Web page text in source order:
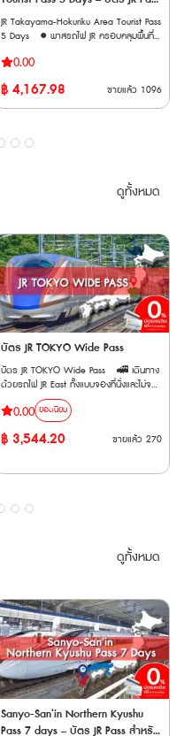
เซนได นางาโนะ นีงาตะ • จองที่นั่งได้ฟรี และ
ไม่กังวลเรื่องการจองที่นั่งกระเป๋าการเดินทาง
ขนาดใหญ่ เพราะบนรถไฟชินคันเซ็นมีชั้นวาง
รถไฟชินคันเซ็น (Shinkansen) • Tohoku
Shinkansen: ระหว่างสถานี Tokyo – Shin-
Aomori • Akita Shinkansen: ระหว่างสถานี
Tokyo – Akita • Yamagata Shinkansen:
Shinkansen: ระหว่างสถานี Tokyo –
Echigo-Yuzawa / GALA Yuzawa •
สถานี Tokyo – Sakudaira (หรือจนถึง
Joetsumyoko ตามขอบเขตพื้นที่) 🚄
• Azusa, FUJI EXCURSION (เฉพาะบางช่วง)
• Kaiji, Hachioji, Ome • Shonan,
Odoriko • Wakashio / Sazanami /
Shiosai • Swallow Akagi, Akagi, Kusatsu
• Tsugaru, Inaho (สามารถใช้ได้เฉพาะบาง
ช่วง) • Tobu Railway ได้แก่ Nikko,
Kinugawa และ SPACIA Kinugawa *ใช้ได้
เฉพาะเมื่อขบวนเริ่มต้นหรือสิ้นสุดที่สถานี JR
เท่านั้น *ไม่สามารถใช้กับสถานี Asakusa
🚄 รถไฟท้องถิ่นและสายรถไฟอื่น ๆ (Local
& Others) • รถไฟ JR East (Local /
Rapid) ทุกสายในพื้นที่ที่กำหนด รวมถึงรถไฟ
สาย Yamanote และบริการ BRT (Bus
Rapid Transit) • รถบัส JR ภายในพื้นที่ที่
กำหนด (ยกเว้นรถบัสทางด่วนและรถประจำ
ทางบางส่วน) Maps 🚄 สายรถไฟเอกชน
Panorama Line) - Aoimori Railway -
Airport Transit - Sanriku Railway -
Railway: ช่วงระหว่างสถานี Naoetsu –
Have Fun in Tokyo Pass (สามารถเลือก
เข้าชมได้ 3 สถานที่ ) 1. Hakone
Kowakien Yunessun Spa Resort Pass
(Yunessun area + Hot Spring area)
2. Forest Adventure Yokohama Hiking
Course 60-Minute Experience
3. Forest Adventure Hakone Canopy
Course 4. KEIKYU Misaki Maguro
Day Trip One-Day Tour - From
Shinagawa Station 5. Tokyo Dome
สำหรับทาคายามะและโฮคุริคุ 5 วัน
JR Takayama-Hokuriku Area Tourist Pass
5 Days ● พาสรถไฟ JR ครอบคลุมพื้นที่
(Kyoto), นาโกย่า (Nagoya), ทาคายาม่า
ยาม่า (Toyama), ฟุกุอิ (Fukui) ● นั่งรถไฟ
JR ประเภท Local, Rapid ไม่จำกัดรอบ
บินคันไซ (Kansai Airport; KIX) นั่งรถไฟ
ขบวน HARUKA ไปสถานี Tennoji, Osaka,
(Shirakawago) ได้ฟรีไม่จำกัดรอบ ● นั่ง
กระดาษ จัดส่งทาง EMS ภายใน 3 วัน
ทำการ** ต้องนำเวาเชอร์ ไปแลกพาสตัว
จริงที่ญี่ปุ่น ภายใน 90 วันหลังจากวันที่ซื้อ
** ตั๋วจะจัดส่งเฉพาะวันทำการ (ไม่รวมวัน
หยุดนักขัตฤกษ์ วันศุกร์ และวันเสาร์-
อาทิตย์)
0.00
฿ 4,167.98 ขายแล้ว 1096
ดูทั้งหมด
บัตร JR TOKYO Wide Pass
บัตร JR TOKYO Wide Pass 🚅 เดินทาง
ด้วยรถไฟ JR East ทั้งแบบจองที่นั่งและไม่จอง
ที่นั่ง ประเภท Local, Rapid, Limited
Express, Shinkansen ได้ไม่จำกัดเที่ยว
เอกชนหลายสาย เช่น Fujikyu Railway, Izu
Joshin Dentetsu และ New Shuttle 🚅
Kinugawa และ SPACIA Kinugawa ตั๋ว
Izu Kyuko • รถไฟสาย Fujikyu Railway •
รถไฟสาย Joshin Dentetsu • รถไฟสาย
Saitama New Urban Transit (Ōmiya -
the Railway Museum) • รถไฟสาย Tokyo
Waterfront Area Rapid Transit (Rinkai) •
รถไฟ Hokuriku Shinkansen ระหว่าง
Tokyo - Sakudaira • รถไฟ
Joetsu Shinkansen ระหว่าง Tokyo - Gala
Yuzawa • รถไฟ Tohoku Shinkansen
ระหว่าง Tokyo - Nasushiobara •
0.00 ยอดนิยม
฿ 3,544.20 ขายแล้ว 270
ดูทั้งหมด
Sanyo-San‘in Northern Kyushu
Pass 7 days – บัตร JR Pass สำหรับ